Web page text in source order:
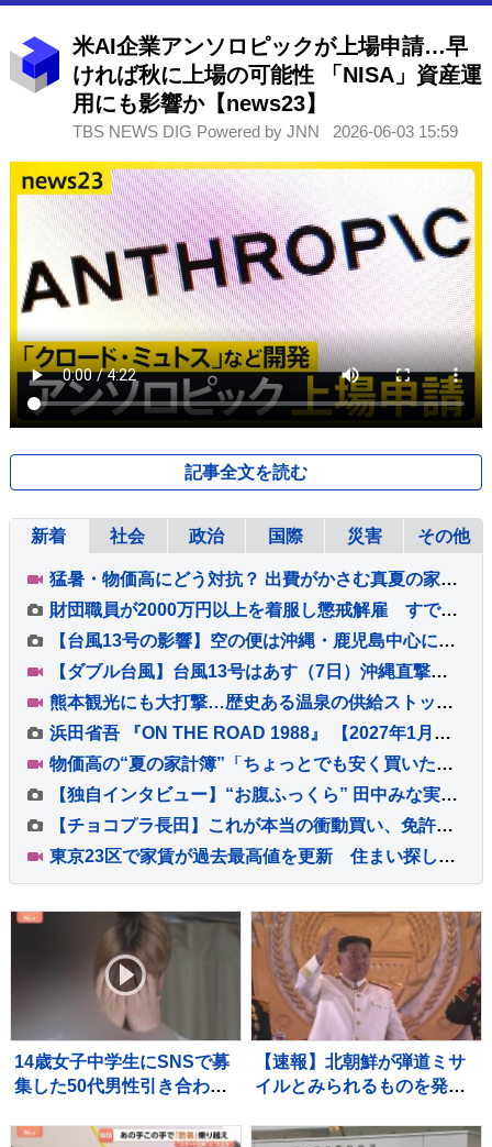
米AI企業アンソロピックが上場申請…早
ければ秋に上場の可能性 「NISA」資産運
用にも影響か【news23】
TBS NEWS DIG Powered by JNN 2026-06-03 15:59
記事全文を読む
新着 社会 政治 国際 災害 その他
猛暑・物価高にどう対抗？ 出費がかさむ真夏の家計簿…教えて！みんなの節約術、おうちで「おでかけ気分」を味わえる楽しみ方【Nスタ解説】
財団職員が2000万円以上を着服し懲戒解雇 すでに全額を弁済 宇都宮市
【台風13号の影響】空の便は沖縄・鹿児島中心に欠航多数 ANA・JALで7日･8日の欠航すでに計450便超 のべ7万5000人ほどに影響 6日午後8時現在
【ダブル台風】台風13号はあす（7日）沖縄直撃へ、台風15号お盆休み前半に北日本～東日本に接近するおそれ【Nスタ解説】
熊本観光にも大打撃…歴史ある温泉の供給ストップ 休業相次ぐ、深刻被害と長引く避難 復旧・支援は【地震発生から10日】【Nスタ解説】
浜田省吾 『ON THE ROAD 1988』 【2027年1月】全国映画館にて公開決定！ 「キービジュアル」も解禁！！
物価高の“夏の家計簿”「ちょっとでも安く買いたい」ギフト食品解体セールには長蛇の列が 節約術は「特売日を狙って」「お泊まりディズニーから日帰りに」
【独自インタビュー】“お腹ふっくら” 田中みな実さん 結婚・妊娠発表後初 “プライベートな時間” は？
【チョコプラ長田】これが本当の衝動買い、免許も無いのにバイク2台購入 ロケ終わりに立ち寄ったバイク屋で
東京23区で家賃が過去最高値を更新 住まい探しの苦悩に居酒屋は家賃値上げで苦渋の決断も…
14歳女子中学生にSNSで募
集した50代男性引き合わせ
い 無職の男（35）を逮
【速報】北朝鮮が弾道ミサ
イルとみられるものを発